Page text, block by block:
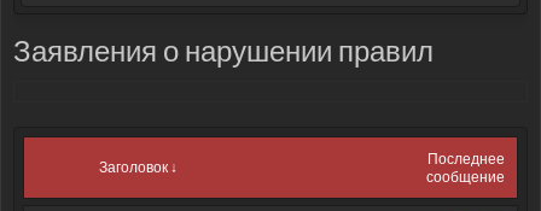
Заявления о нарушении правил
Заголовок ↓
Последнее
сообщение